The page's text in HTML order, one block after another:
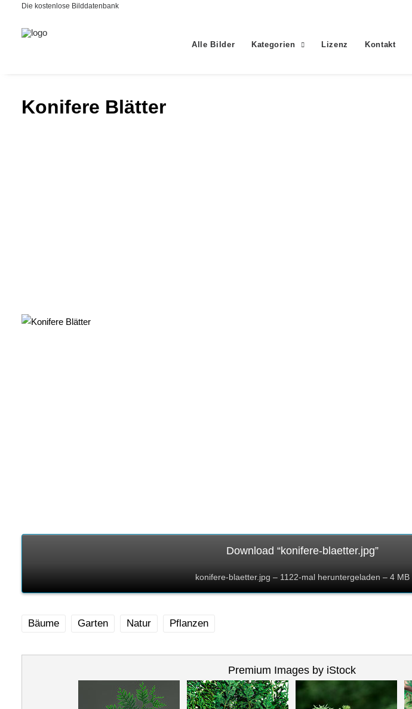
Die kostenlose Bilddatenbank
Alle Bilder Kategorien Lizenz Kontakt
Konifere Blätter
Download “konifere-blaetter.jpg”
konifere-blaetter.jpg – 1122-mal heruntergeladen – 4 MB
Bäume Garten Natur Pflanzen
Premium Images by iStock